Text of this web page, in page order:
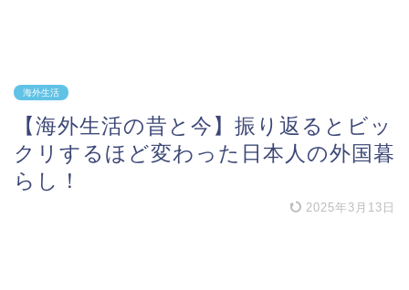
海外生活
【海外生活の昔と今】振り返るとビッ
クリするほど変わった日本人の外国暮
らし！
2025年3月13日